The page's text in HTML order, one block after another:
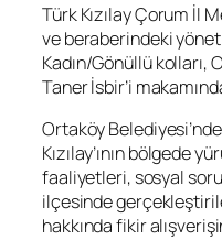
Türk Kızılay Çorum İl
ve beraberindeki
Kadın/Gönüllü kolları,
Taner İsbir’i
Ortaköy
Kızılay’ının bölgede
faaliyetleri, sosyal
ilçesinde
hakkında fikir